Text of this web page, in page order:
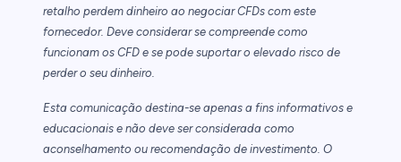
retalho perdem dinheiro ao negociar CFDs com este
fornecedor. Deve considerar se compreende como
funcionam os CFD e se pode suportar o elevado risco de
perder o seu dinheiro.
Esta comunicação destina-se apenas a fins informativos e
educacionais e não deve ser considerada como
aconselhamento ou recomendação de investimento. O